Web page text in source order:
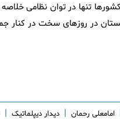
تنها در توان نظامی
در روزهای سخت در کنار
امامعلی رحمان | دیدار دیپلماتیک |